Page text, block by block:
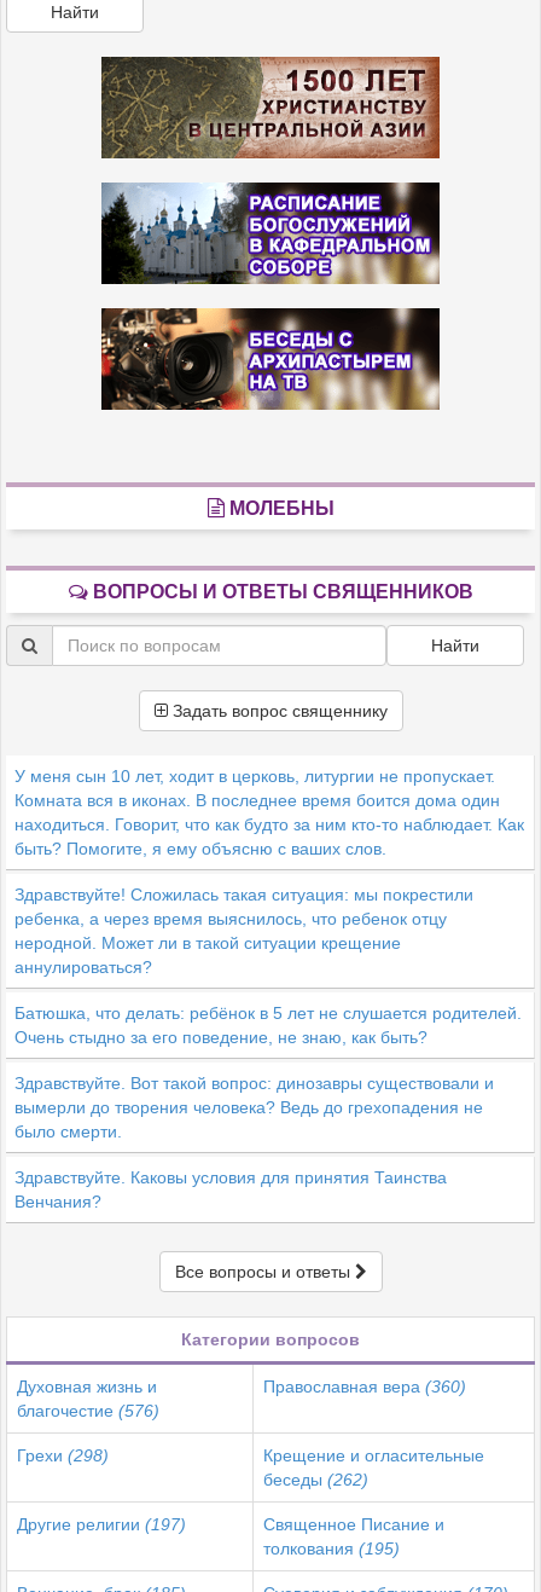
Найти
МОЛЕБНЫ
ВОПРОСЫ И ОТВЕТЫ СВЯЩЕННИКОВ
Найти
Задать вопрос священнику
У меня сын 10 лет, ходит в церковь, литургии не пропускает.
Комната вся в иконах. В последнее время боится дома один
находиться. Говорит, что как будто за ним кто-то наблюдает. Как
быть? Помогите, я ему объясню с ваших слов.
Здравствуйте! Сложилась такая ситуация: мы покрестили
ребенка, а через время выяснилось, что ребенок отцу
неродной. Может ли в такой ситуации крещение
аннулироваться?
Батюшка, что делать: ребёнок в 5 лет не слушается родителей.
Очень стыдно за его поведение, не знаю, как быть?
Здравствуйте. Вот такой вопрос: динозавры существовали и
вымерли до творения человека? Ведь до грехопадения не
было смерти.
Здравствуйте. Каковы условия для принятия Таинства
Венчания?
Все вопросы и ответы
Категории вопросов
Духовная жизнь и
благочестие (576)
Православная вера (360)
Грехи (298)
Крещение и огласительные
беседы (262)
Другие религии (197)
Священное Писание и
толкования (195)